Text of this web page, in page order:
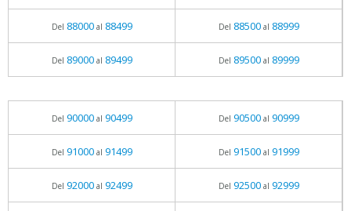
Del 88000al 88499 Del 88500al 88999
Del 89000al 89499 Del 89500al 89999
Del 90000al 90499 Del 90500al 90999
Del 91000al 91499 Del 91500al 91999
Del 92000al 92499 Del 92500al 92999